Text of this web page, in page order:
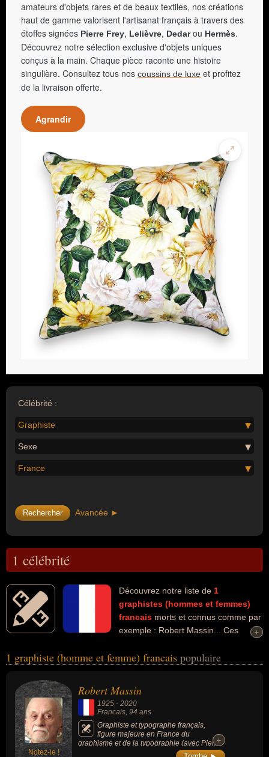
amateurs d'objets rares et de beaux textiles, nos créations
haut de gamme valorisent l'artisanat français à travers des
étoffes signées Pierre Frey, Lelièvre, Dedarou Hermès.
Découvrez notre sélection exclusive d'objets uniques
conçus à la main. Chaque pièce raconte une histoire
singulière. Consultez tous nos coussins de luxe et profitez
de la livraison offerte.
Agrandir
Célébrité :
Graphiste
Sexe
France
Avancée ►
1 célébrité
Découvrez notre liste de 1
graphistes (hommes et femmes)
francais morts et connus comme par
exemple : Robert Massin... Ces
l'art, du dessin ou de la littérature. Ces célébrités peuvent
romancier.
+
+
1 graphiste (homme et femme) francais populaire
Notez-le !
Robert Massin
1925 - 2020
Francais, 94 ans
Graphiste et typographe français,
figure majeure en France du
graphisme et de la typographie (avec Pierre
Faucheux, Jacques Daniel et Jacques
+
+